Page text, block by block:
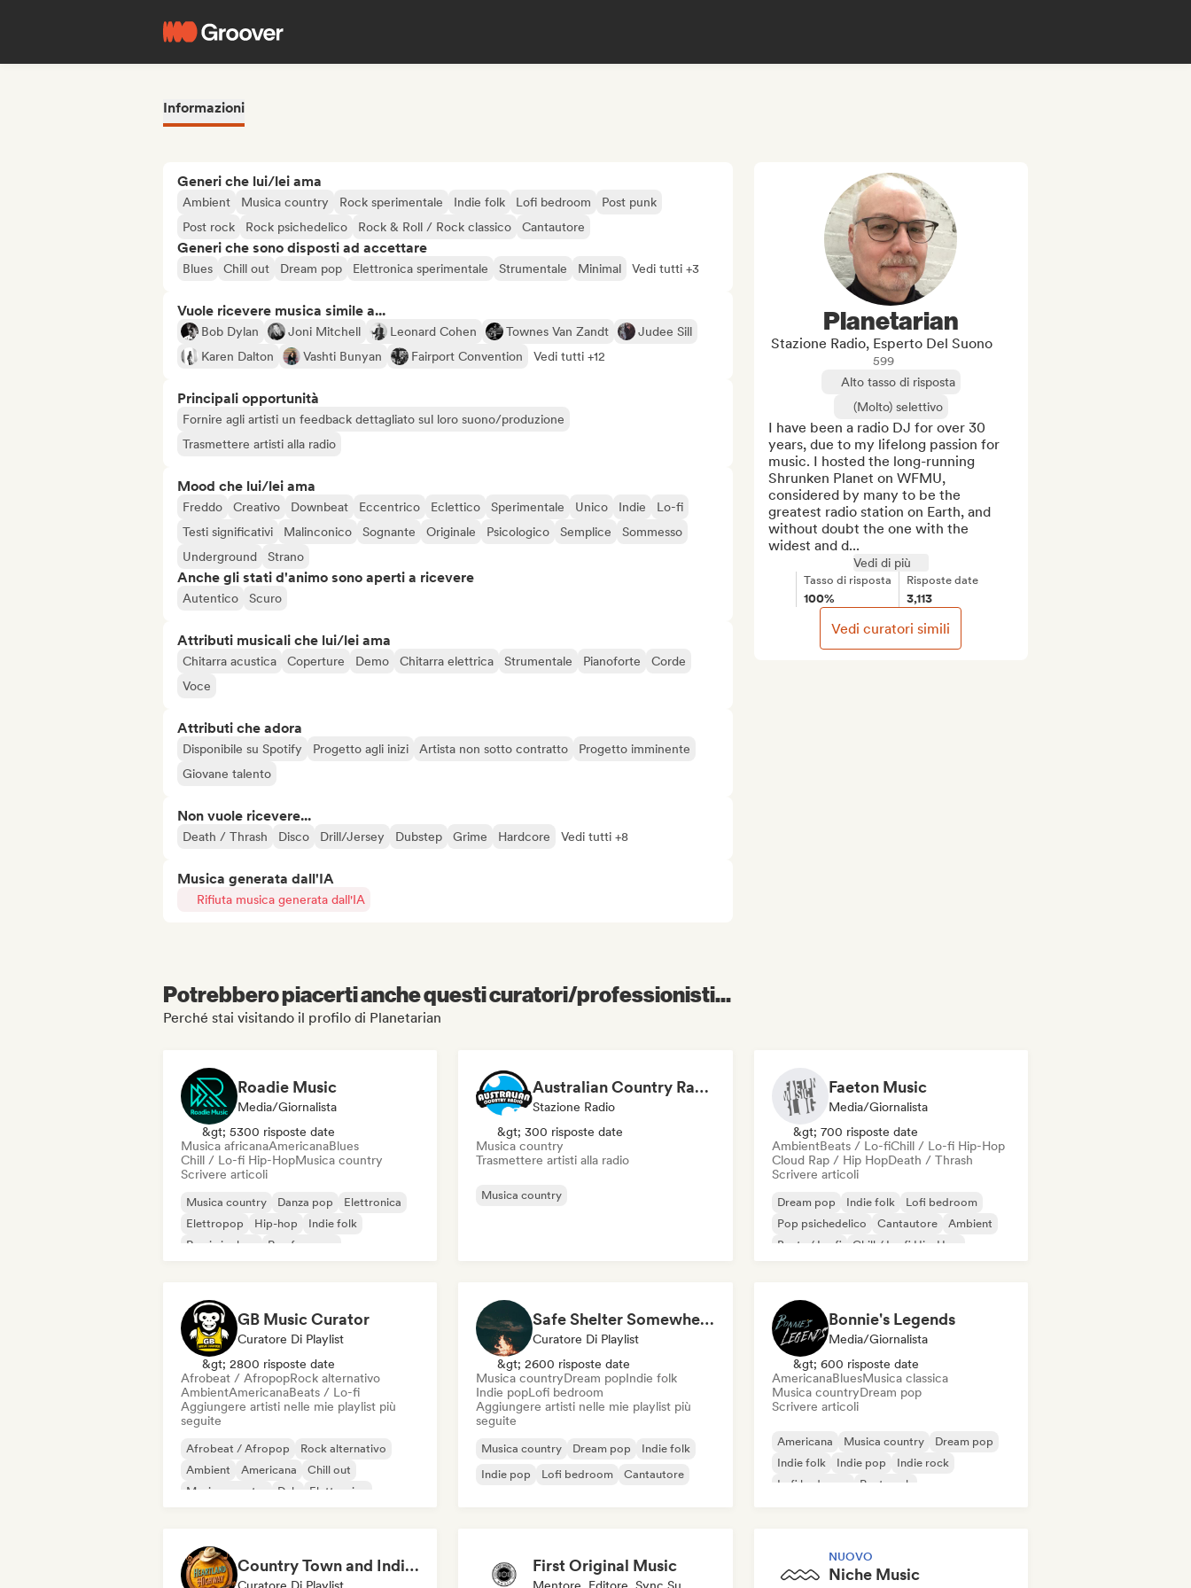
Informazioni
Generi che lui/lei ama
Ambient Musica country Rock sperimentale Indie folk Lofi bedroom
Post punk
Post rock
Rock psichedelico Rock & Roll / Rock classico Cantautore
Generi che sono disposti ad accettare
Blues Chill out Dream pop Elettronica sperimentale Strumentale Minimal Vedi tutti +3
Vuole ricevere musica simile a...
Bob Dylan Joni Mitchell Leonard Cohen Townes Van Zandt
Judee Sill
Karen Dalton
Vashti Bunyan Fairport Convention Vedi tutti +12
Principali opportunità
Fornire agli artisti un feedback dettagliato sul loro suono/produzione
Trasmettere artisti alla radio
Mood che lui/lei ama
Freddo Creativo Downbeat Eccentrico Eclettico Sperimentale Unico Indie
Lo-fi
Testi significativi
Malinconico Sognante Originale Psicologico Semplice
Sommesso
Underground
Strano
Anche gli stati d'animo sono aperti a ricevere
Autentico Scuro
Attributi musicali che lui/lei ama
Chitarra acustica Coperture Demo Chitarra elettrica Strumentale Pianoforte
Corde
Voce
Attributi che adora
Disponibile su Spotify Progetto agli inizi Artista non sotto contratto
Progetto imminente
Giovane talento
Non vuole ricevere...
Death / Thrash Disco Drill/Jersey Dubstep Grime Hardcore Vedi tutti +8
Musica generata dall'IA
Rifiuta musica generata dall'IA
Planetarian
Stazione Radio, Esperto Del Suono
599
Alto tasso di risposta
(Molto) selettivo
I have been a radio DJ for over 30
years, due to my lifelong passion for
music. I hosted the long-running
Shrunken Planet on WFMU,
considered by many to be the
greatest radio station on Earth, and
without doubt the one with the
widest and d...
Vedi di più
Tasso di risposta
100%
Risposte date
3,113
Vedi curatori simili
Potrebbero piacerti anche questi curatori/professionisti...
Perché stai visitando il profilo di Planetarian
Roadie Music
Media/Giornalista
&gt; 5300 risposte date
Musica africanaAmericanaBlues
Chill / Lo-fi Hip-HopMusica country
Scrivere articoli
Musica country Danza pop
Elettronica
Elettropop
Hip-hop
Indie folk
Rap in inglese
Rap francese
Australian Country Radio
Stazione Radio
&gt; 300 risposte date
Musica country
Trasmettere artisti alla radio
Musica country
Faeton Music
Media/Giornalista
&gt; 700 risposte date
AmbientBeats / Lo-fiChill / Lo-fi Hip-Hop
Cloud Rap / Hip HopDeath / Thrash
Scrivere articoli
Dream pop Indie folk
Lofi bedroom
Pop psichedelico
Cantautore
Ambient
Beats / Lo-fi
Chill / Lo-fi Hip-Hop
GB Music Curator
Curatore Di Playlist
&gt; 2800 risposte date
Afrobeat / AfropopRock alternativo
AmbientAmericanaBeats / Lo-fi
Aggiungere artisti nelle mie playlist più
seguite
Afrobeat / Afropop
Rock alternativo
Ambient
Americana
Chill out
Musica country
Dub Elettronica
Safe Shelter Somewhere 🍂
Curatore Di Playlist
&gt; 2600 risposte date
Musica countryDream popIndie folk
Indie popLofi bedroom
Aggiungere artisti nelle mie playlist più
seguite
Musica country Dream pop
Indie folk
Indie pop
Lofi bedroom Cantautore
Bonnie's Legends
Media/Giornalista
&gt; 600 risposte date
AmericanaBluesMusica classica
Musica countryDream pop
Scrivere articoli
Americana Musica country
Dream pop
Indie folk
Indie pop
Indie rock
Lofi bedroom
Post punk
Country Town and Indie Folk Valley (by Heartland Highway) First Original Music NUOVO
Niche Music